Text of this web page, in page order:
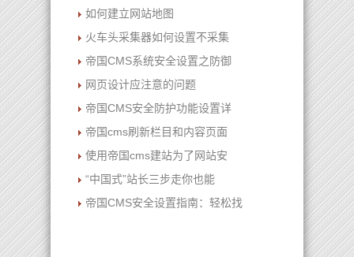
如何建立网站地图
火车头采集器如何设置不采集
帝国CMS系统安全设置之防御
网页设计应注意的问题
帝国CMS安全防护功能设置详
帝国cms刷新栏目和内容页面
使用帝国cms建站为了网站安
“中国式”站长三步走你也能
帝国CMS安全设置指南：轻松找